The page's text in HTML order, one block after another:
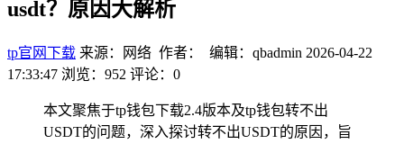
usdt？原因大解析
tp官网下载 来源：网络 作者： 编辑：qbadmin 2026-04-22
17:33:47 浏览：952 评论：0
本文聚焦于tp钱包下载2.4版本及tp钱包转不出
USDT的问题，深入探讨转不出USDT的原因，旨